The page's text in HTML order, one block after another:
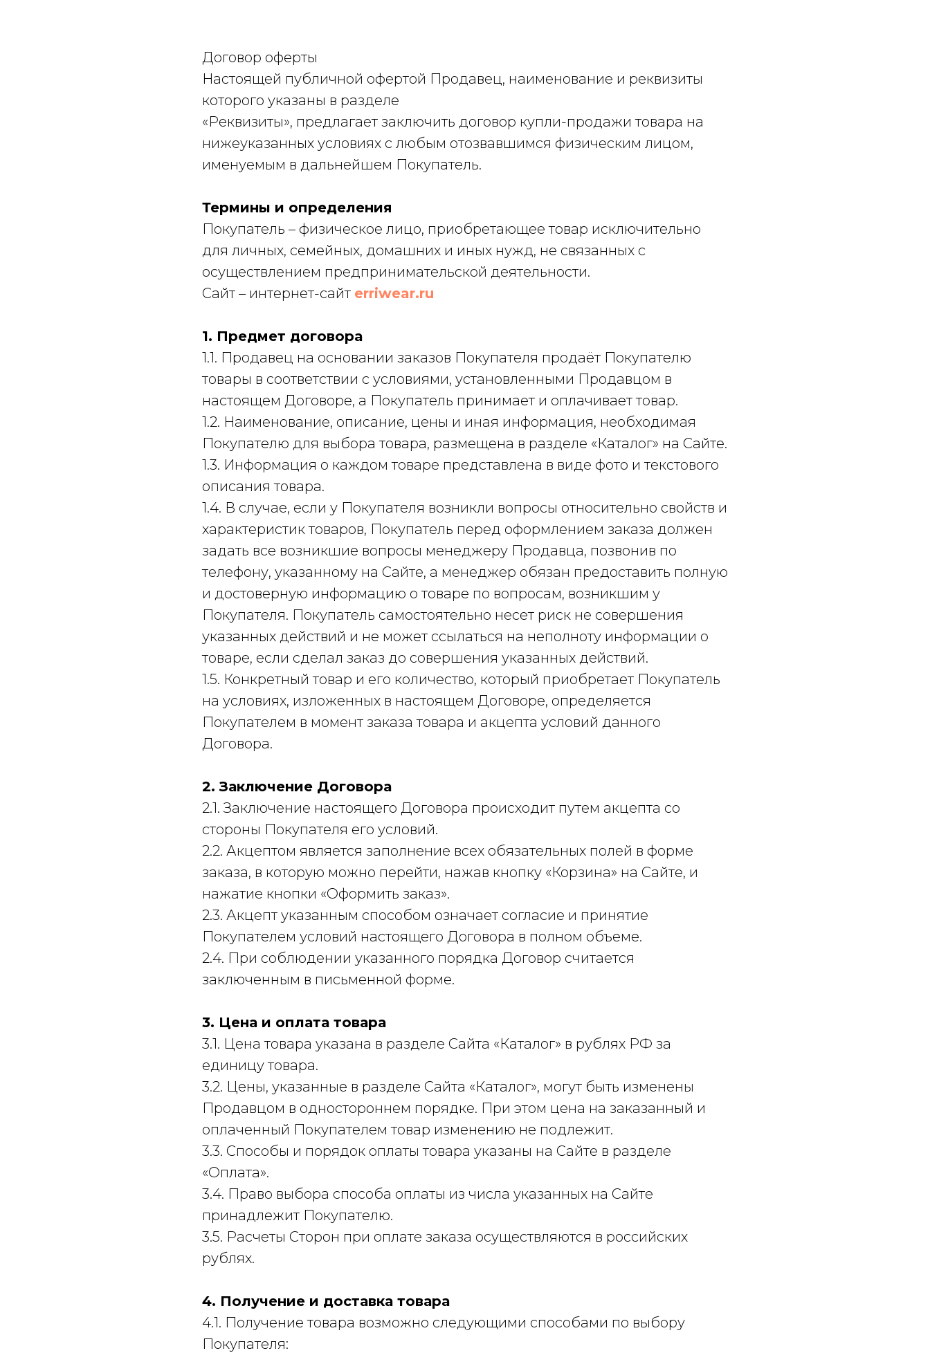
Договор оферты
Настоящей публичной офертой Продавец, наименование и реквизиты
которого указаны в разделе
«Реквизиты», предлагает заключить договор купли-продажи товара на
нижеуказанных условиях с любым отозвавшимся физическим лицом,
именуемым в дальнейшем Покупатель.
Термины и определения
Покупатель – физическое лицо, приобретающее товар исключительно
для личных, семейных, домашних и иных нужд, не связанных с
осуществлением предпринимательской деятельности.
Сайт – интернет-сайт erriwear.ru
1. Предмет договора
1.1. Продавец на основании заказов Покупателя продаёт Покупателю
товары в соответствии с условиями, установленными Продавцом в
настоящем Договоре, а Покупатель принимает и оплачивает товар.
1.2. Наименование, описание, цены и иная информация, необходимая
Покупателю для выбора товара, размещена в разделе «Каталог» на Сайте.
1.3. Информация о каждом товаре представлена в виде фото и текстового
описания товара.
1.4. В случае, если у Покупателя возникли вопросы относительно свойств и
характеристик товаров, Покупатель перед оформлением заказа должен
задать все возникшие вопросы менеджеру Продавца, позвонив по
телефону, указанному на Сайте, а менеджер обязан предоставить полную
и достоверную информацию о товаре по вопросам, возникшим у
Покупателя. Покупатель самостоятельно несет риск не совершения
указанных действий и не может ссылаться на неполноту информации о
товаре, если сделал заказ до совершения указанных действий.
1.5. Конкретный товар и его количество, который приобретает Покупатель
на условиях, изложенных в настоящем Договоре, определяется
Покупателем в момент заказа товара и акцепта условий данного
Договора.
2. Заключение Договора
2.1. Заключение настоящего Договора происходит путем акцепта со
стороны Покупателя его условий.
2.2. Акцептом является заполнение всех обязательных полей в форме
заказа, в которую можно перейти, нажав кнопку «Корзина» на Сайте, и
нажатие кнопки «Оформить заказ».
2.3. Акцепт указанным способом означает согласие и принятие
Покупателем условий настоящего Договора в полном объеме.
2.4. При соблюдении указанного порядка Договор считается
заключенным в письменной форме.
3. Цена и оплата товара
3.1. Цена товара указана в разделе Сайта «Каталог» в рублях РФ за
единицу товара.
3.2. Цены, указанные в разделе Сайта «Каталог», могут быть изменены
Продавцом в одностороннем порядке. При этом цена на заказанный и
оплаченный Покупателем товар изменению не подлежит.
3.3. Способы и порядок оплаты товара указаны на Сайте в разделе
«Оплата».
3.4. Право выбора способа оплаты из числа указанных на Сайте
принадлежит Покупателю.
3.5. Расчеты Сторон при оплате заказа осуществляются в российских
рублях.
4. Получение и доставка товара
4.1. Получение товара возможно следующими способами по выбору
Покупателя: